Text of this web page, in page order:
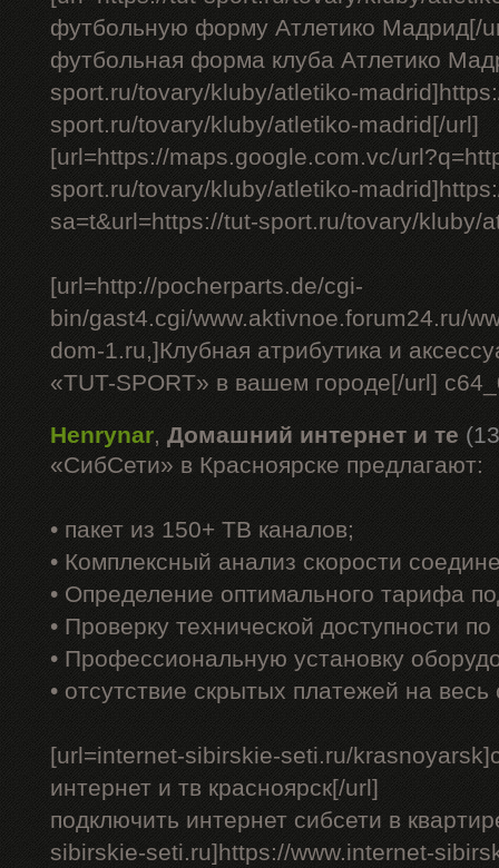
футбольную форму Атлетико Мадрид[/
футбольная форма клуба Атлетико
sport.ru/tovary/kluby/atletiko-
sport.ru/tovary/kluby/atletiko-madrid[/url]
[url=https://maps.google.com.vc/
sport.ru/tovary/kluby/atletiko-
sa=t&url=https://tut-sport.ru/tovary/kluby/
[url=http://pocherparts.de/cgi-
bin/gast4.cgi/www.aktivnoe.forum24.ru/
dom-1.ru,]Клубная атрибутика и
«TUT-SPORT» в вашем городе[/url]
Henrynar, Домашний интернет и те
«СибСети» в Красноярске предлагают:
• пакет из 150+ ТВ каналов;
• Комплексный анализ скорости
• Определение оптимального тарифа
• Проверку технической доступности
• Профессиональную установку
• отсутствие скрытых платежей на
[url=internet-sibirskie-seti.ru/
интернет и тв красноярск[/url]
подключить интернет сибсети в
sibirskie-seti.ru]https://www.internet-